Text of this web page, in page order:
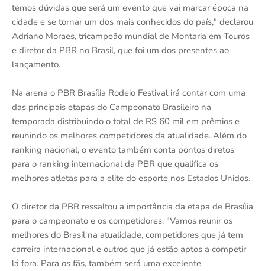
temos dúvidas que será um evento que vai marcar época na
cidade e se tornar um dos mais conhecidos do país," declarou
Adriano Moraes, tricampeão mundial de Montaria em Touros
e diretor da PBR no Brasil, que foi um dos presentes ao
lançamento.
Na arena o PBR Brasília Rodeio Festival irá contar com uma
das principais etapas do Campeonato Brasileiro na
temporada distribuindo o total de R$ 60 mil em prêmios e
reunindo os melhores competidores da atualidade. Além do
ranking nacional, o evento também conta pontos diretos
para o ranking internacional da PBR que qualifica os
melhores atletas para a elite do esporte nos Estados Unidos.
O diretor da PBR ressaltou a importância da etapa de Brasília
para o campeonato e os competidores. "Vamos reunir os
melhores do Brasil na atualidade, competidores que já tem
carreira internacional e outros que já estão aptos a competir
lá fora. Para os fãs, também será uma excelente